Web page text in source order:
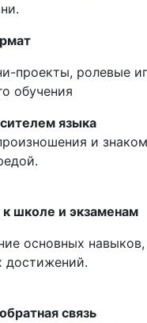
проекты, ролевые
обучения
языка
и
к школе и экзаменам
основных
достижений.
связь